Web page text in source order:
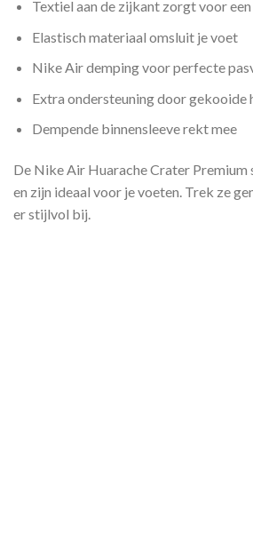
Textiel aan de zijkant zorgt voor
Elastisch materiaal omsluit je voet
Nike Air demping voor perfecte
Extra ondersteuning door gekooide
Dempende binnensleeve rekt mee
De Nike Air Huarache Crater Premium
en zijn ideaal voor je voeten. Trek ze
er stijlvol bij.